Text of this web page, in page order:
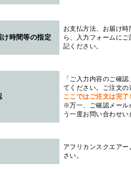
時間等の指定
お支払方法、お届け
ら、入力フォームに
記ください。
「ご入力内容のご確
てください。ご注文
ここではご注文は完
※万一、ご確認メール
う一度お問い合わせ
アフリカンスクエアー
さい。